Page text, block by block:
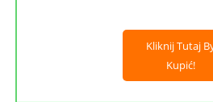
Kliknij Tutaj
Kupić!